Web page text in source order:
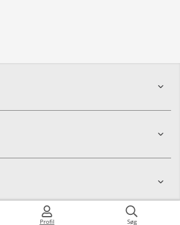
Profil Søg